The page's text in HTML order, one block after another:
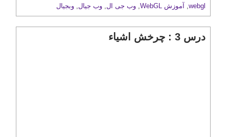
webgl آموزش WebGL وب جی ال وب جیال وبجیال
درس 3 : چرخش اشیاء